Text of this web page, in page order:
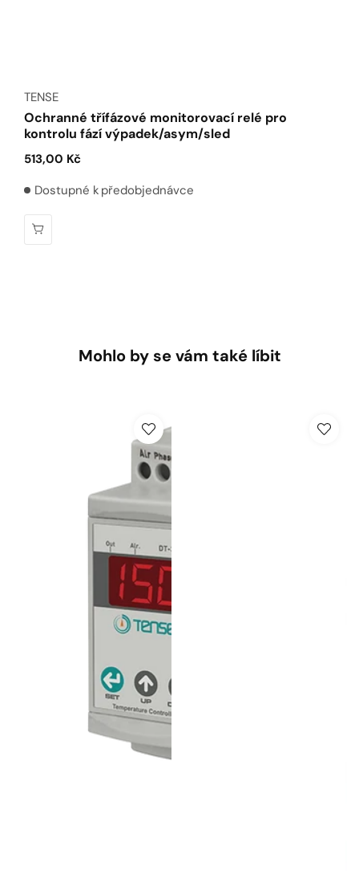
TENSE
Ochranné třífázové monitorovací relé pro
kontrolu fází výpadek/asym/sled
Běžná
513,00 Kč
Dostupné k předobjednávce
Mohlo by se vám také líbit